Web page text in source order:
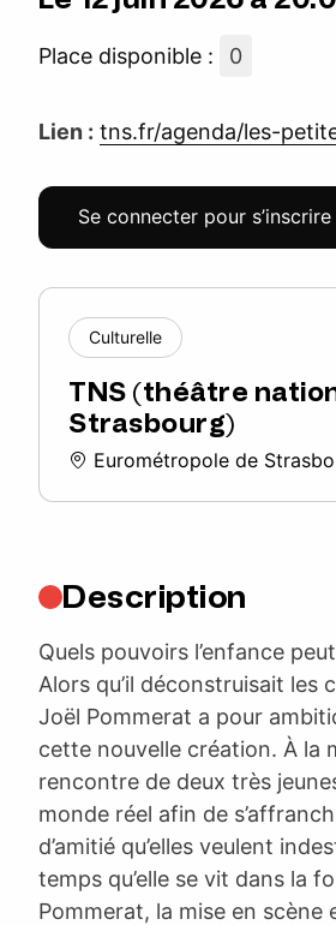
Place disponible : 0
Lien : tns.fr/agenda/les-
Se connecter pour s’inscrire
Culturelle
TNS (théâtre
Strasbourg)
Eurométropole de
Description
Quels pouvoirs l’enfance
Alors qu’il déconstruisait les
Joël Pommerat a pour
cette nouvelle création. À la
rencontre de deux très
monde réel afin de
d’amitié qu’elles veulent
temps qu’elle se vit dans la
Pommerat, la mise en scène